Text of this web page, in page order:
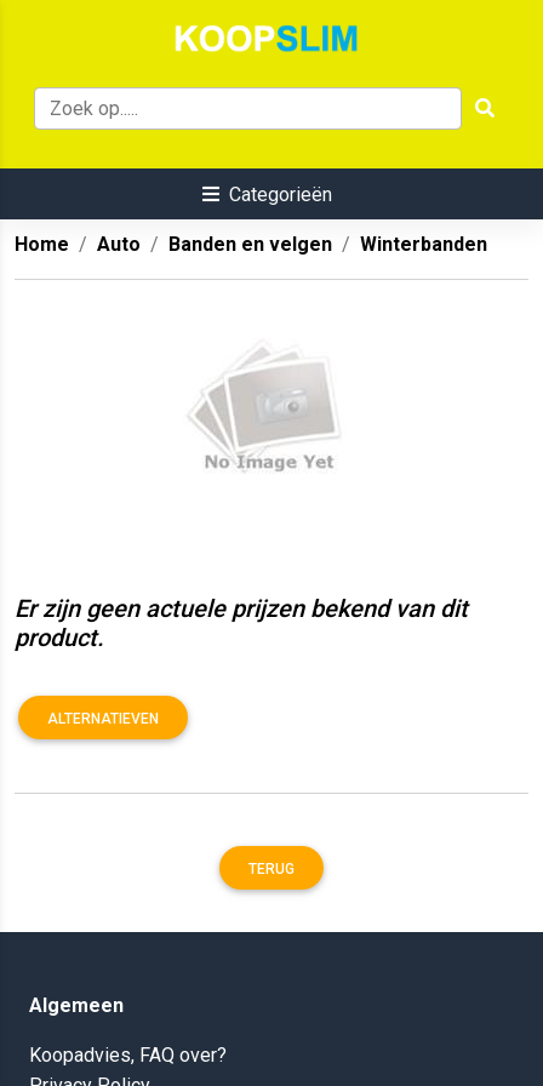
Categorieën
Home Auto Banden en velgen Winterbanden
Er zijn geen actuele prijzen bekend van dit
product.
ALTERNATIEVEN
TERUG
Algemeen
Koopadvies, FAQ over?